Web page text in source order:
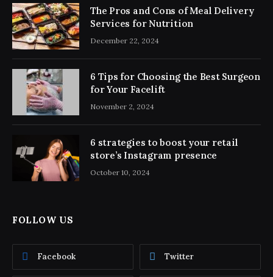
The Pros and Cons of Meal Delivery
Services for Nutrition
December 22, 2024
6 Tips for Choosing the Best Surgeon
for Your Facelift
November 2, 2024
6 strategies to boost your retail
store’s Instagram presence
October 10, 2024
FOLLOW US
Facebook Twitter